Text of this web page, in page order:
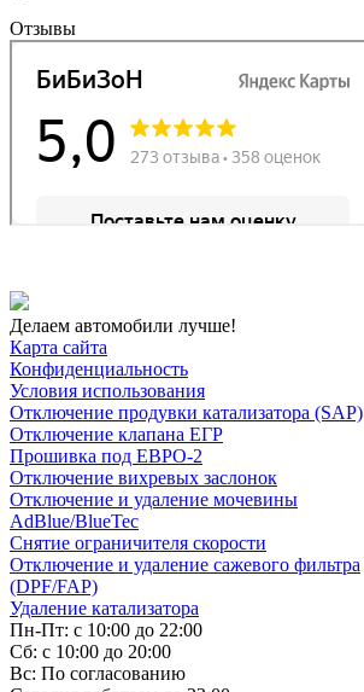
Отзывы
Делаем автомобили лучше!
Карта сайта
Конфиденциальность
Условия использования
Отключение продувки катализатора (SAP)
Отключение клапана ЕГР
Прошивка под ЕВРО-2
Отключение вихревых заслонок
Отключение и удаление мочевины
AdBlue/BlueTec
Снятие ограничителя скорости
Отключение и удаление сажевого фильтра
(DPF/FAP)
Удаление катализатора
Пн-Пт: с 10:00 до 22:00
Сб: с 10:00 до 20:00
Вс: По согласованию